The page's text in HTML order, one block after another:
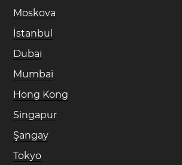
Moskova
İstanbul
Dubai
Mumbai
Hong Kong
Singapur
Şangay
Tokyo